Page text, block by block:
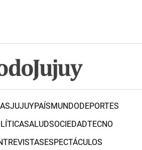
JUJUYPAÍSMUNDODEPORTES
SALUDSOCIEDADTECNO
ESPECTÁCULOS